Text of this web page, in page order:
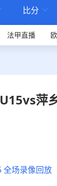
比分 
法甲直播
萍
全场录像回放